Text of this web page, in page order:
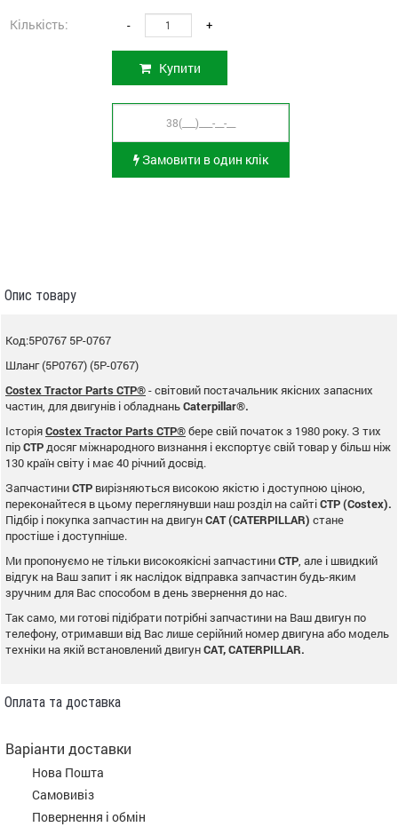
Кількість: - +
Купити
Замовити в один клік
Опис товару
Код:5P0767 5P-0767
Шланг (5P0767) (5P-0767)
Costex Tractor Parts CTP®- світовий постачальник якісних запасних
частин, для двигунів і обладнаньCaterpillar®.
ІсторіяCostex Tractor Parts CTP®бере свій початок з 1980 року. З тих
пірCTP досяг міжнародного визнання і експортує свій товар у більш ніж
130 країн світу і має 40 річний досвід.
ЗапчастиниCTP вирізняються високою якістю і доступною ціною,
переконайтеся в цьому переглянувши наш розділ на сайтіCTP (Costex).
Підбір і покупка запчастин на двигунCAT (CATERPILLAR) стане
простіше і доступніше.
Ми пропонуємо не тільки високоякісні запчастиниCTP , але і швидкий
відгук на Ваш запит і як наслідок відправка запчастин будь-яким
зручним для Вас способом в день звернення до нас.
Так само, ми готові підібрати потрібні запчастини на Ваш двигун по
телефону, отримавши від Вас лише серійний номер двигуна або модель
техніки на якій встановлений двигунCAT, CATERPILLAR.
Оплата та доставка
Варіанти доставки
Нова Пошта
Самовивіз
Повернення і обмін